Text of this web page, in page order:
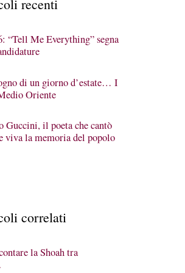
recenti
“Tell Me Everything” segna
di un giorno d’estate… I
Oriente
Guccini, il poeta che cantò
viva la memoria del popolo
correlati
la Shoah tra